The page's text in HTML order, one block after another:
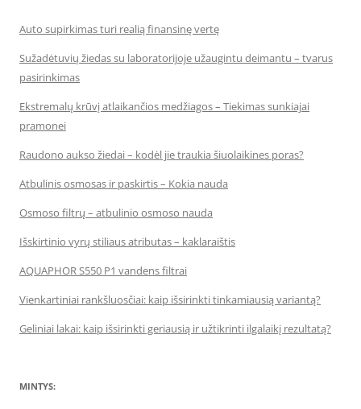
Auto supirkimas turi realią finansinę vertę
Sužadėtuvių žiedas su laboratorijoje užaugintu deimantu – tvarus
pasirinkimas
Ekstremalų krūvį atlaikančios medžiagos – Tiekimas sunkiajai
pramonei
Raudono aukso žiedai – kodėl jie traukia šiuolaikines poras?
Atbulinis osmosas ir paskirtis – Kokia nauda
Osmoso filtrų – atbulinio osmoso nauda
Išskirtinio vyrų stiliaus atributas – kaklaraištis
AQUAPHOR S550 P1 vandens filtrai
Vienkartiniai rankšluosčiai: kaip išsirinkti tinkamiausią variantą?
Geliniai lakai: kaip išsirinkti geriausią ir užtikrinti ilgalaikį rezultatą?
MINTYS: